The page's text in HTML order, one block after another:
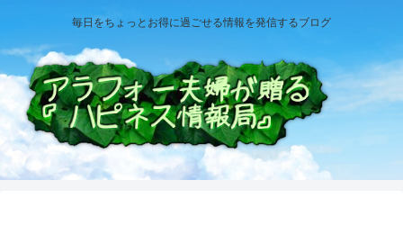
毎日をちょっとお得に過ごせる情報を発信するブログ